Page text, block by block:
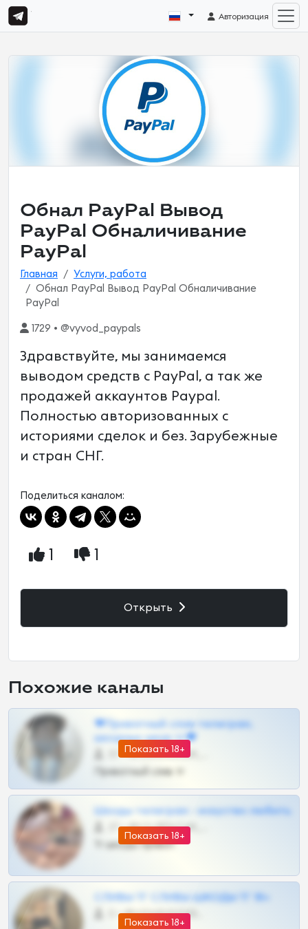
Авторизация
Обнал PayPal Вывод
PayPal Обналичивание
PayPal
Главная
Услуги, работа
Обнал PayPal Вывод PayPal Обналичивание
PayPal
1729 • @vyvod_paypals
Здравствуйте, мы занимаемся
выводом средств с PayPal, а так же
продажей аккаунтов Paypal.
Полностью авторизованных с
историями сделок и без. Зарубежные
и стран СНГ.
Поделиться каналом:
1 1
Открыть
Похожие каналы
Показать 18+
❤Приватный слив телеграм,
шкодных шкур тг❤
57 •
Приватный слив тг
Показать 18+
Шкоды телеграм - искуство любить
27 •
Тг шкоды приват
Показать 18+
СЛИВЫ ТГ СЛИВЫ ШКОДЫ ТГ 18+
0 •